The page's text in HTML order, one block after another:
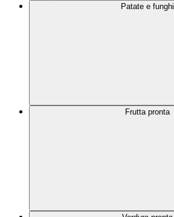
Patate e funghi
Frutta pronta